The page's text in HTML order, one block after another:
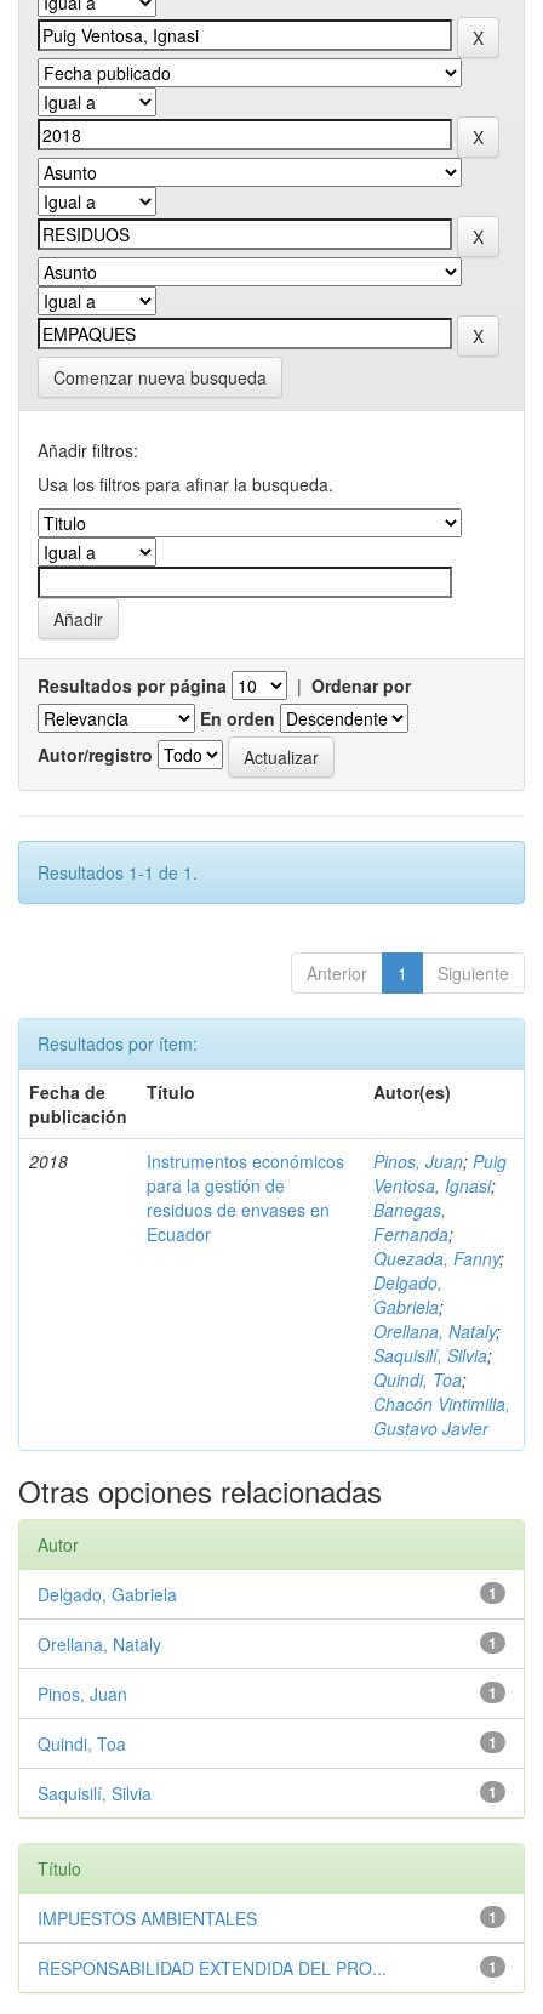
Comenzar nueva busqueda
Añadir filtros:
Usa los filtros para afinar la busqueda.
Resultados por página | Ordenar por
En orden
Autor/registro
Resultados 1-1 de 1.
Anterior 1 Siguiente
Resultados por ítem:
Fecha de
publicación
Título Autor(es)
2018
Instrumentos económicos
para la gestión de
residuos de envases en
Ecuador
Pinos, Juan; Puig
Ventosa, Ignasi;
Banegas,
Fernanda;
Quezada, Fanny;
Delgado,
Gabriela;
Orellana, Nataly;
Saquisilí, Silvia;
Quindi, Toa;
Chacón Vintimilla,
Gustavo Javier
Otras opciones relacionadas
Autor
1
Delgado, Gabriela
1
Orellana, Nataly
1
Pinos, Juan
1
Quindi, Toa
1
Saquisilí, Silvia
Título
1
IMPUESTOS AMBIENTALES
1
RESPONSABILIDAD EXTENDIDA DEL PRO...